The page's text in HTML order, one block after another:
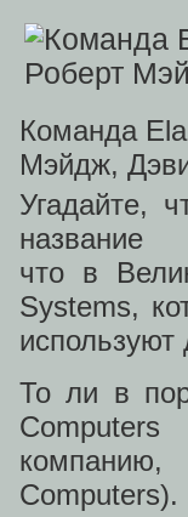
Команда
Мэйдж,
Угадайте,
что в
Systems,
используют
То ли в